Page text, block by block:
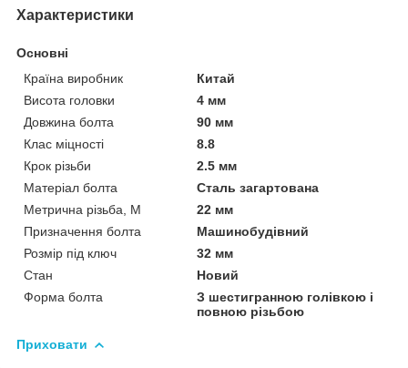
Характеристики
Основні
Країна виробник
Китай
Висота головки
4 мм
Довжина болта
90 мм
Клас міцності
8.8
Крок різьби
2.5 мм
Матеріал болта
Сталь загартована
Метрична різьба, М
22 мм
Призначення болта
Машинобудівний
Розмір під ключ
32 мм
Стан
Новий
Форма болта
З шестигранною голівкою і
повною різьбою
Приховати